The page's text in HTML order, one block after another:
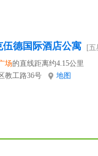
伍德国际酒店公寓
[
场的直线距离约4.15公里
教工路36号 地图